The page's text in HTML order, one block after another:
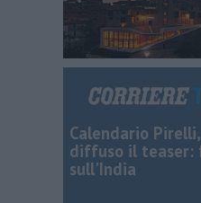
Calendario Pirelli,
diffuso il teaser:
sull'India